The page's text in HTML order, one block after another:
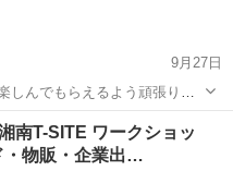
9月27日
しんでもらえるよう頑張りま
尚、収益は全額児童養護施設
るのを楽しみにしています。
域/お祭り
南T-SITE ワークショッ
・物販・企業出…